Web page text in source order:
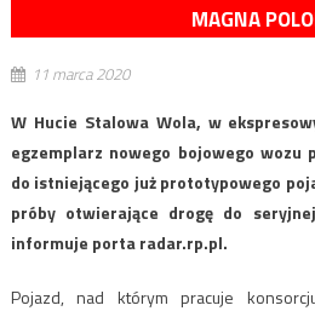
MAGNA
11 marca 2020
W Hucie Stalowa Wola, w
egzemplarz nowego bojowego wozu
do istniejącego już prototypowego
próby otwierające drogę do
informuje porta radar.rp.pl.
Pojazd, nad którym pracuje